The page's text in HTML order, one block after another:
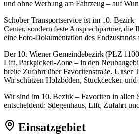
und ohne Werbung am Fahrzeug – auf
Schober Transportservice ist im 10.
Center, sondern feste Ansprechpartner,
eine Foto-Dokumentation des
Der 10. Wiener Gemeindebezirk (PLZ
Lift. Parkpickerl-Zone – in den
breite Zufahrt über Favoritenstraße. Unser
Wir schützen Holzböden, Stuckdecken
Wir sind im 10. Bezirk – Favoriten in allen
entscheidend: Stiegenhaus, Lift, Zufahrt
Einsatzgebiet